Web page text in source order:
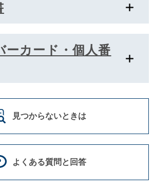
ーカード・個人番
見つからないときは
よくある質問と回答